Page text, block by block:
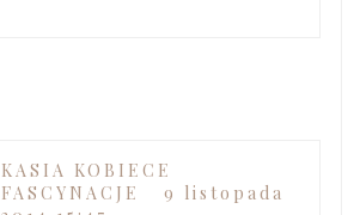
KASIA KOBIECE
FASCYNACJE
9 listopada